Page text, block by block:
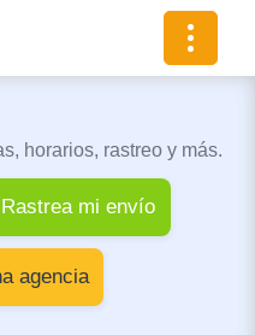
Toggle
horarios, rastreo y más.
Rastrea mi envío
agencia